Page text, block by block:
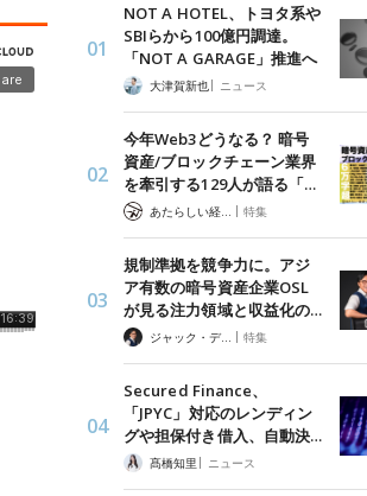
NOT A HOTEL、トヨタ系や
SBIらから100億円調達。
「NOT A GARAGE」推進へ
大津賀新也| ニュース
今年Web3どうなる？ 暗号
資産/ブロックチェーン業界
を牽引する129人が語る「…
| 特集
規制準拠を競争力に。アジ
ア有数の暗号資産企業OSL
が見る注力領域と収益化の…
ジャック・デロン（Jack Derong） | 特集
Secured Finance、
「JPYC」対応のレンディン
グや担保付き借入、自動決…
髙橋知里 | ニュース